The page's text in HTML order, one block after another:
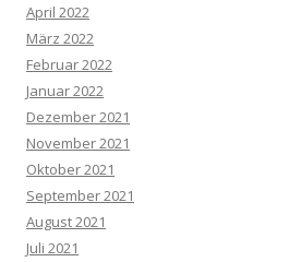
April 2022
März 2022
Februar 2022
Januar 2022
Dezember 2021
November 2021
Oktober 2021
September 2021
August 2021
Juli 2021